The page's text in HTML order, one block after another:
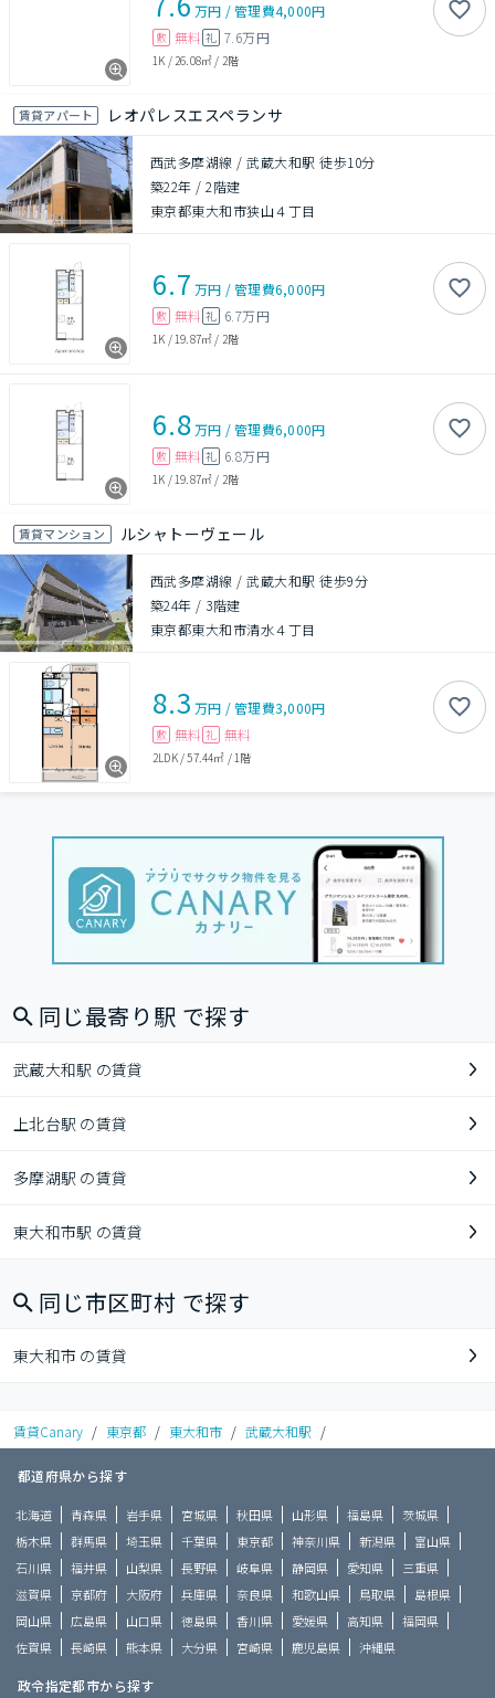
万円 /管理費4,000円
敷 無料 礼 7.6万円
1K / 26.08㎡ / 2階
賃貸アパート レオパレスエスペランサ
西武多摩湖線 / 武蔵大和駅 徒歩10分
築22年 /2階建
東京都東大和市狭山４丁目
6.7 万円 /管理費6,000円
敷 無料 礼 6.7万円
1K / 19.87㎡ / 2階
6.8万円 /管理費6,000円
敷 無料 礼 6.8万円
1K / 19.87㎡ / 2階
賃貸マンション ルシャトーヴェール
西武多摩湖線 / 武蔵大和駅 徒歩9分
築24年 / 3階建
東京都東大和市清水４丁目
8.3 万円 /管理費3,000円
敷 無料 礼 無料
2LDK/57.44㎡ / 1階
同じ最寄り駅 で探す
武蔵大和駅 の賃貸
上北台駅 の賃貸
多摩湖駅 の賃貸
東大和市駅 の賃貸
同じ市区町村 で探す
東大和市 の賃貸
賃貸Canary / 東京都 / 東大和市 / 武蔵大和駅 /
都道府県から探す
北海道 青森県 岩手県 宮城県 秋田県 山形県 福島県
茨城県
栃木県
群馬県 埼玉県 千葉県 東京都 神奈川県 新潟県
富山県
石川県
福井県 山梨県 長野県 岐阜県 静岡県 愛知県
三重県
滋賀県
京都府 大阪府 兵庫県 奈良県 和歌山県 鳥取県
島根県
岡山県
広島県 山口県 徳島県 香川県 愛媛県 高知県
福岡県
佐賀県
長崎県 熊本県 大分県 宮崎県 鹿児島県 沖縄県
政令指定都市から探す